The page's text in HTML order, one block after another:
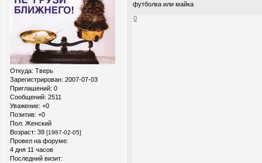
Откуда: Тверь
Зарегистрирован: 2007-07-03
Приглашений: 0
Сообщений: 2511
Уважение: +0
Позитив: +0
Пол: Женский
Возраст: 39 [1987-02-05]
Провел на форуме:
4 дня 11 часов
Последний визит:
футболка или майка
0